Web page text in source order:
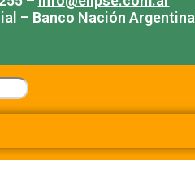
– Banco Nación Argentina